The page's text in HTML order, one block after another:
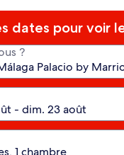
dates pour voir
?